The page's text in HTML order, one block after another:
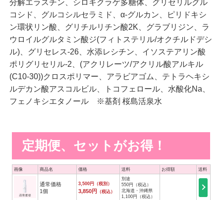
分解エラスチン、シロキクラゲ多糖体、グリセリルグル
コシド、グルコシルセラミド、α-グルカン、ピリドキシ
ン環状リン酸、グリチルリチン酸2K、グラブリジン、ラ
ウロイルグルタミン酸ジ(フィトステリル/オクチルドデシ
ル)、グリセレス-26、水添レシチン、イソステアリン酸
ポリグリセリル-2、(アクリレーツ/アクリル酸アルキル
(C10-30))クロスポリマー、アラビアゴム、テトラヘキシ
ルデカン酸アスコルビル、トコフェロール、水酸化Na、
フェノキシエタノール ※基剤 桜島活泉水
定期便、セットがお得！
画像 商品名 価格 送料 お得額 送料
通常価格
1個
3,500円（税別）
3,850円 （税込）
別途
550円（税込）
北海道・沖縄県
1,100円（税込）